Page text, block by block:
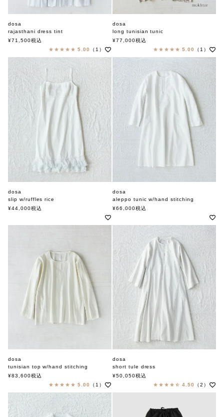
dosa
rajasthani dress tint
ドーサ
¥71,500税込
5.00
（1）
dosa
long tunisian tunic
ドーサ
¥77,000税込
5.00
（1）
dosa
slip w/ruffles rice
ドーサ
¥44,000税込
dosa
aleppo tunic w/hand stitching
ドーサ
¥66,000税込
dosa
tunisian top w/hand stitching
ドーサ
¥83,600税込
5.00
（1）
dosa
short tule dress
ドーサ
¥50,050税込
4.50
（2）